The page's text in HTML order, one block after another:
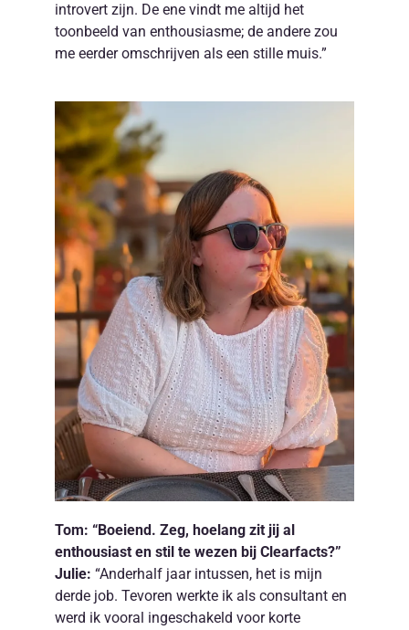
introvert zijn. De ene vindt me altijd het
toonbeeld van enthousiasme; de andere zou
me eerder omschrijven als een stille muis.”
Tom: “Boeiend. Zeg, hoelang zit jij al
enthousiast en stil te wezen bij Clearfacts?”
Julie: “Anderhalf jaar intussen, het is mijn
derde job. Tevoren werkte ik als consultant en
werd ik vooral ingeschakeld voor korte